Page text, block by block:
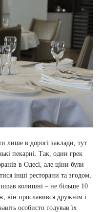
лише в дорогі заклади, тут
пекарні. Так, один грек
в Одесі, але ціни були
інші ресторани та згодом,
колишні – не більше 10
він прославився дружнім і
особисто годував їх